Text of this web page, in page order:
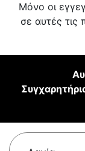
Μόνο οι
σε αυτές τις